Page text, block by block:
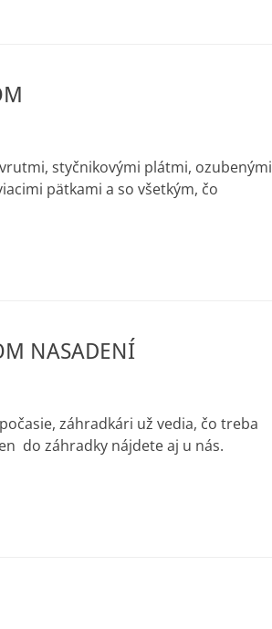
styčnikovými plátmi, ozubenými
pätkami a so všetkým, čo
NASADENÍ
záhradkári už vedia, čo treba
do záhradky nájdete aj u nás.